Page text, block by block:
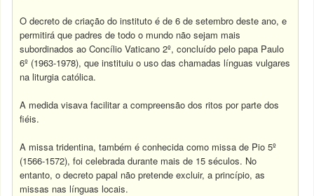
O decreto de criação do instituto é de 6 de setembro deste ano, e
permitirá que padres de todo o mundo não sejam mais
subordinados ao Concílio Vaticano 2º, concluído pelo papa Paulo
6º (1963-1978), que instituiu o uso das chamadas línguas vulgares
na liturgia católica.
A medida visava facilitar a compreensão dos ritos por parte dos
fiéis.
A missa tridentina, também é conhecida como missa de Pio 5º
(1566-1572), foi celebrada durante mais de 15 séculos. No
entanto, o decreto papal não pretende excluir, a princípio, as
missas nas línguas locais.